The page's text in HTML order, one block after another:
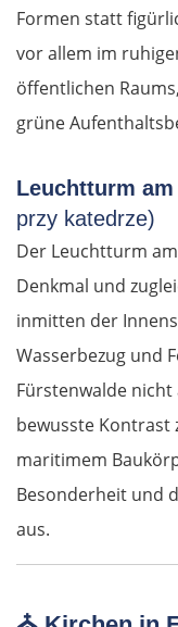
Formen statt
vor allem im
öffentlichen
grüne
Leuchtturm am
przy katedrze)
Der Leuchtturm
Denkmal und
inmitten der
Wasserbezug und
Fürstenwalde
bewusste Kontrast
maritimem
Besonderheit und
aus.